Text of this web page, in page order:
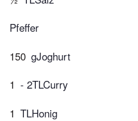
Pfeffer
150 gJoghurt
1 - 2TLCurry
1 TLHonig